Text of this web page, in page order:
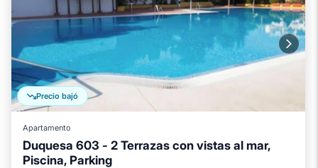
Precio bajó
Apartamento
Duquesa 603 - 2 Terrazas con vistas al mar,
Piscina, Parking